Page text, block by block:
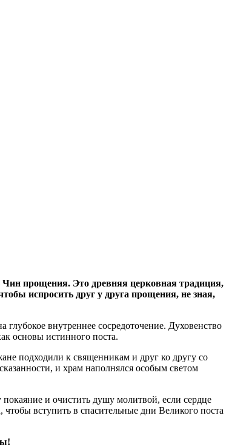
Чин прощения. Это древняя церковная традиция,
испросить друг у друга прощения, не зная,
внутреннее сосредоточение. Духовенство
основы истинного поста.
подходили к священникам и друг ко другу со
и храм наполнялся особым светом
и очистить душу молитвой, если сердце
вступить в спасительные дни Великого поста